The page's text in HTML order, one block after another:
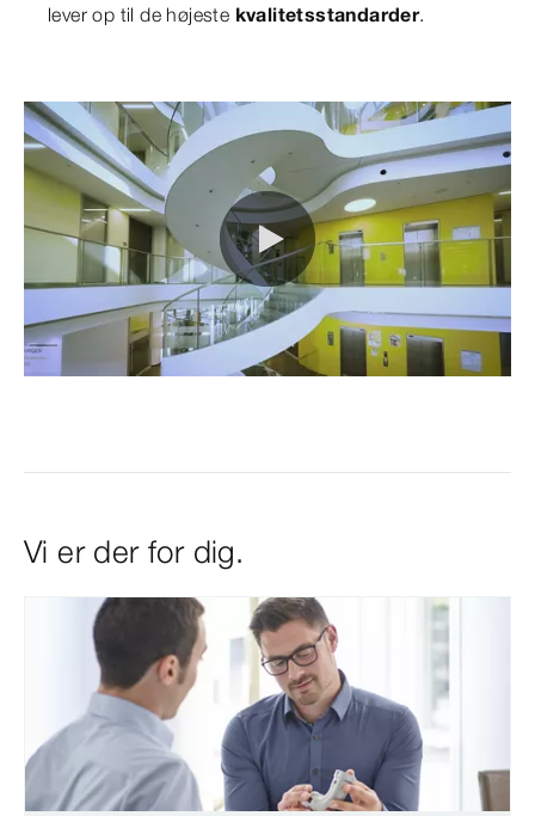
lever op til de højeste kvalitetsstandarder.
0:00 / 0:22
Vi er der for dig.